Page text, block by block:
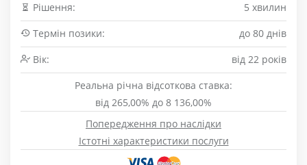
Рішення:
5 хвилин
Термін позики:
до 80 днів
Вік:
від 22 років
Реальна річна відсоткова ставка:
від 265,00% до 8 136,00%
Попередження про наслідки
Істотні характеристики послуги